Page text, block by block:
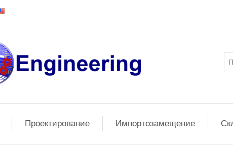
Проектирование Импортозамещение